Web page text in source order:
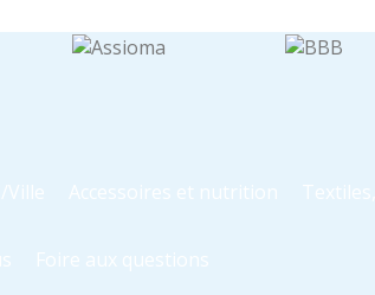
Ville Accessoires et nutrition
Foire aux questions